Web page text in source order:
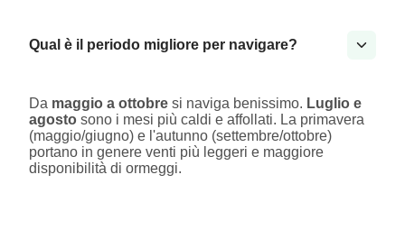
Qual è il periodo migliore per navigare?
Da maggio a ottobre si naviga benissimo. Luglio e
agosto sono i mesi più caldi e affollati. La primavera
(maggio/giugno) e l'autunno (settembre/ottobre)
portano in genere venti più leggeri e maggiore
disponibilità di ormeggi.